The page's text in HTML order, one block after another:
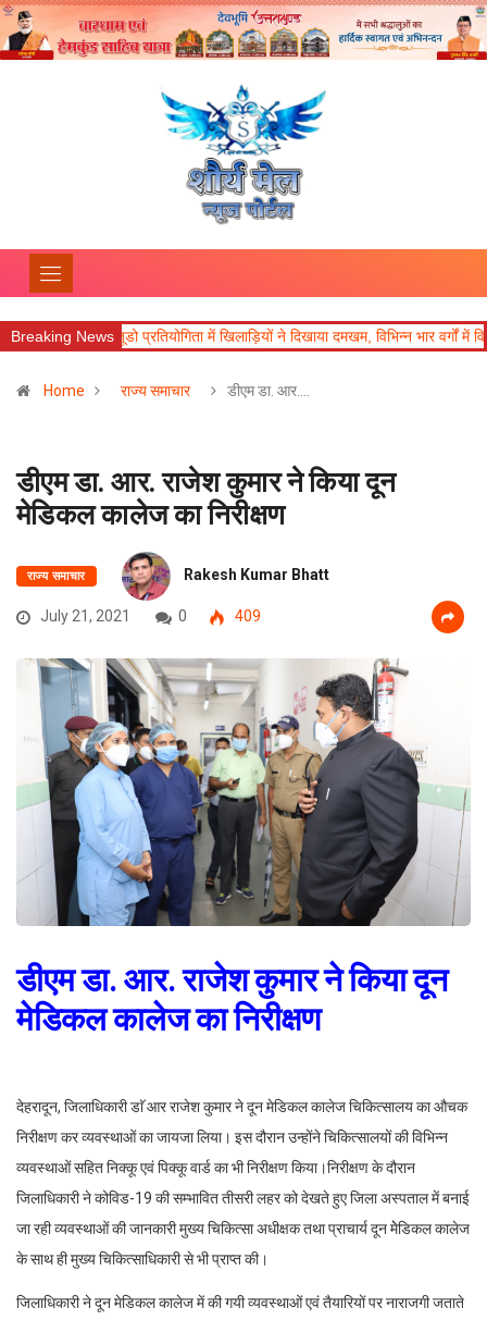
Breaking News
जनपदीय जूडो प्रतियोगिता में खिलाड़ियों ने दिखाया दमखम, विभिन्न भार वर्गों में विजेता
Home राज्य समाचार डीएम डा. आर.…
डीएम डा. आर. राजेश कुमार ने किया दून
मेडिकल कालेज का निरीक्षण
राज्य समाचार Rakesh Kumar Bhatt
July 21, 2021 0 409
डीएम डा. आर. राजेश कुमार ने किया दून
मेडिकल कालेज का निरीक्षण
देहरादून, जिलाधिकारी डाॅ आर राजेश कुमार ने दून मेडिकल कालेज चिकित्सालय का औचक
निरीक्षण कर व्यवस्थाओं का जायजा लिया। इस दौरान उन्होंने चिकित्सालयों की विभिन्न
व्यवस्थाओं सहित निक्कू एवं पिक्कू वार्ड का भी निरीक्षण किया।निरीक्षण के दौरान
जिलाधिकारी ने कोविड-19 की सम्भावित तीसरी लहर को देखते हुए जिला अस्पताल में बनाई
जा रही व्यवस्थाओं की जानकारी मुख्य चिकित्सा अधीक्षक तथा प्राचार्य दून मेेडिकल कालेज
के साथ ही मुख्य चिकित्साधिकारी से भी प्राप्त की।
जिलाधिकारी ने दून मेडिकल कालेज में की गयी व्यवस्थाओं एवं तैयारियों पर नाराजगी जताते